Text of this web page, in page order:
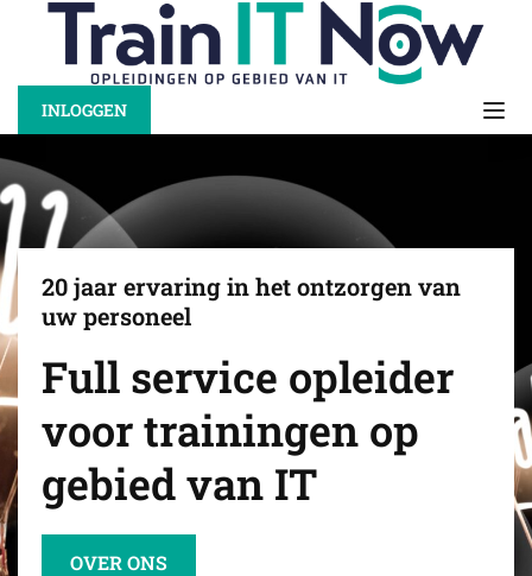
INLOGGEN
20 jaar ervaring in het ontzorgen van
uw personeel
Full service opleider
voor trainingen op
gebied van IT
OVER ONS